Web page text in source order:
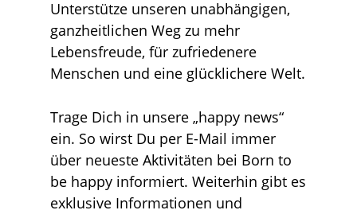
Unterstütze unseren unabhängigen,
ganzheitlichen Weg zu mehr
Lebensfreude, für zufriedenere
Menschen und eine glücklichere Welt.
Trage Dich in unsere „happy news“
ein. So wirst Du per E-Mail immer
über neueste Aktivitäten bei Born to
be happy informiert. Weiterhin gibt es
exklusive Informationen und